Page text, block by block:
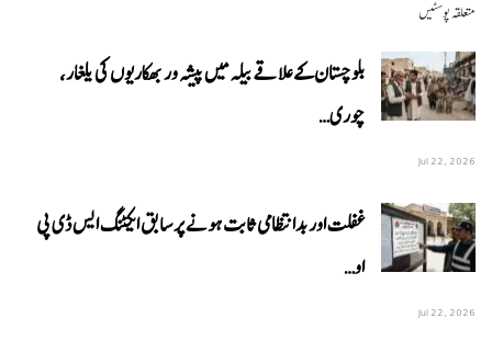
متعلقہ پوسٹیں
بلوچستان کے علاقے بیلہ میں پیشہ ور بھکاریوں کی یلغار،
چوری…
Jul 22, 2026
غفلت اور بدانتظامی ثابت ہونے پر سابق ایکٹنگ ایس ڈی پی
او…
Jul 22, 2026